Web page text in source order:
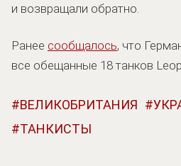
и возвращали обратно.
Ранее сообщалось, что
все обещанные 18 танков
ВЕЛИКОБРИТАНИЯ
ТАНКИСТЫ